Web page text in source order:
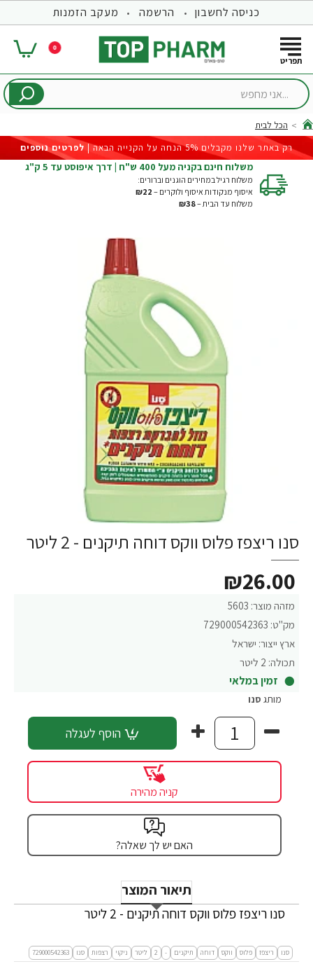
כניסה לחשבון הרשמה מעקב הזמנות
0
...אני
home
הכל לבית
רק באתר שלנו מקבלים 5% הנחה על הקנייה הבאה |
לפרטים נוספים
משלוח חינם בקניה מעל 400 ש"ח | דרך איפוסט עד 5 ק"ג
משלוח רגיל במחירים הוגנים וברורים:
איסוף מנקודות איסוף ולוקרים – ₪22
משלוח עד הבית –₪38
סנו ריצפז פלוס ווקס דוחה תיקנים - 2 ליטר
מזהה מוצר: 5603
מק"ט: 729000542363
ארץ ייצור: ישראל
תכולה: 2 ליטר
זמין במלאי
₪26.00
מותג סנו
הוסף לעגלה
קניה מהירה
האם יש לך שאלה?
תיאור המוצר
סנו ריצפז פלוס ווקס דוחה תיקנים - 2 ליטר
סנו ריצפז פלוס ווקס דוחה תיקנים -
2 ליטר ניקוי רצפות סנו 729000542363